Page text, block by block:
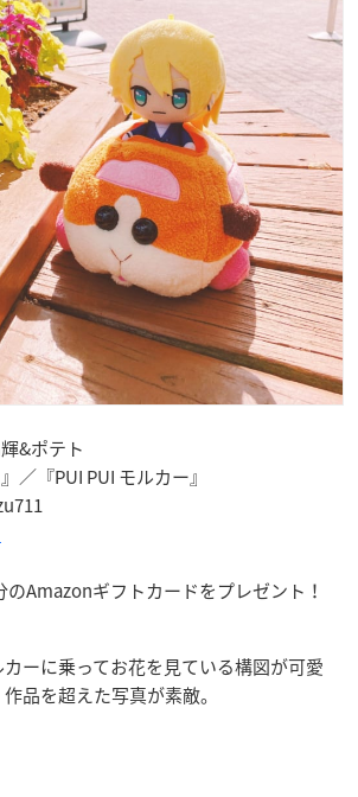
&ポテト
／『PUI PUI モルカー』
Amazonギフトカードをプレゼント！
カーに乗ってお花を見ている構図が可愛
作品を超えた写真が素敵。